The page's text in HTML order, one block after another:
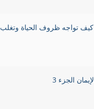
How To Face Circumstances And Win Part 1 كيف تواجه ظروف الحياة وتغلب